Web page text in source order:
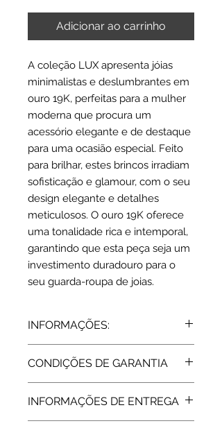
Adicionar ao carrinho
A coleção LUX apresenta jóias
minimalistas e deslumbrantes em
ouro 19K, perfeitas para a mulher
moderna que procura um
acessório elegante e de destaque
para uma ocasião especial. Feito
para brilhar, estes brincos irradiam
sofisticação e glamour, com o seu
design elegante e detalhes
meticulosos. O ouro 19K oferece
uma tonalidade rica e intemporal,
garantindo que esta peça seja um
investimento duradouro para o
seu guarda-roupa de joias.
INFORMAÇÕES:
Dimensões: C: 18 cm (0.3 x 0.8 cm )
Características: 1 Zircónias + 1 pérola
Peso: 1.5 grs
CONDIÇÕES DE GARANTIA
do Ouro estão abrangidos pela
Garantia de Fabricante, de 2 Anos,
INFORMAÇÕES DE ENTREGA